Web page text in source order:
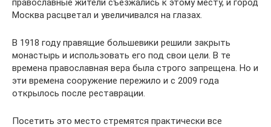
православные жители съезжались к этому месту, и город
Москва расцветал и увеличивался на глазах.
В 1918 году правящие большевики решили закрыть
монастырь и использовать его под свои цели. В те
времена православная вера была строго запрещена. Но и
эти времена сооружение пережило и с 2009 года
открылось после реставрации.
Посетить это место стремятся практически все